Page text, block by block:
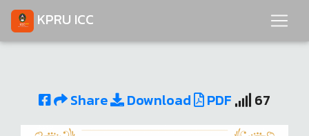
KPRU ICC
Share Download PDF 67